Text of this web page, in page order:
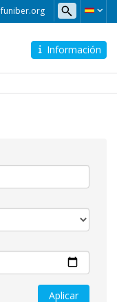
funiber.org
Información